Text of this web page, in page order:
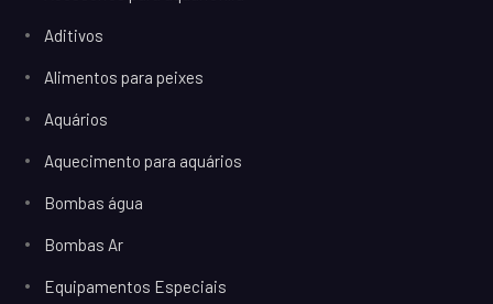
Aditivos
Alimentos para peixes
Aquários
Aquecimento para aquários
Bombas água
Bombas Ar
Equipamentos Especiais